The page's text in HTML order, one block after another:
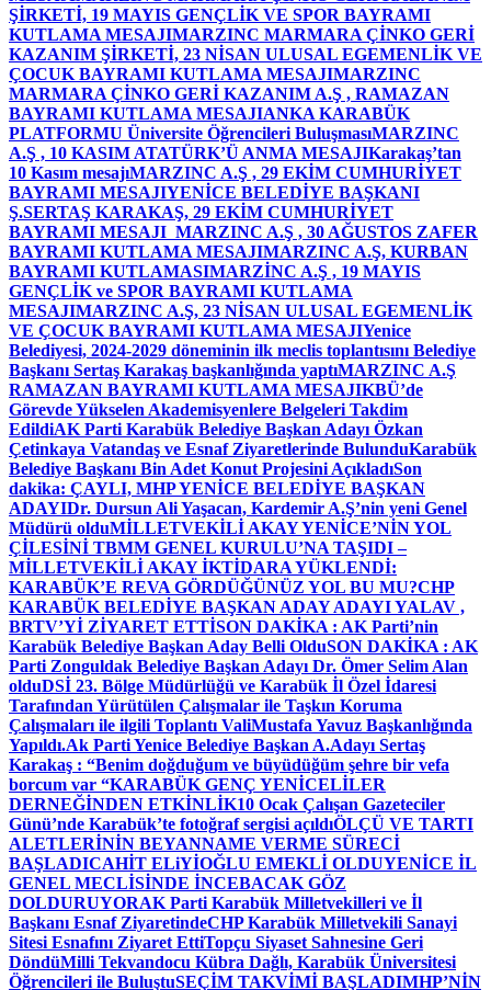
ŞİRKETİ, 19 MAYIS GENÇLİK VE SPOR BAYRAMI
KUTLAMA MESAJIMARZINC MARMARA ÇİNKO GERİ
KAZANIM ŞİRKETİ, 23 NİSAN ULUSAL EGEMENLİK VE
ÇOCUK BAYRAMI KUTLAMA MESAJIMARZINC
MARMARA ÇİNKO GERİ KAZANIM A.Ş , RAMAZAN
BAYRAMI KUTLAMA MESAJIANKA KARABÜK
PLATFORMU Üniversite Öğrencileri BuluşmasıMARZINC
A.Ş , 10 KASIM ATATÜRK’Ü ANMA MESAJIKarakaş’tan
10 Kasım mesajıMARZINC A.Ş , 29 EKİM CUMHURİYET
BAYRAMI MESAJIYENİCE BELEDİYE BAŞKANI
Ş.SERTAŞ KARAKAŞ, 29 EKİM CUMHURİYET
BAYRAMI MESAJI MARZINC A.Ş , 30 AĞUSTOS ZAFER
BAYRAMI KUTLAMA MESAJIMARZINC A.Ş, KURBAN
BAYRAMI KUTLAMASIMARZİNC A.Ş , 19 MAYIS
GENÇLİK ve SPOR BAYRAMI KUTLAMA
MESAJIMARZINC A.Ş, 23 NİSAN ULUSAL EGEMENLİK
VE ÇOCUK BAYRAMI KUTLAMA MESAJIYenice
Belediyesi, 2024-2029 döneminin ilk meclis toplantısını Belediye
Başkanı Sertaş Karakaş başkanlığında yaptıMARZINC A.Ş
RAMAZAN BAYRAMI KUTLAMA MESAJIKBÜ’de
Görevde Yükselen Akademisyenlere Belgeleri Takdim
EdildiAK Parti Karabük Belediye Başkan Adayı Özkan
Çetinkaya Vatandaş ve Esnaf Ziyaretlerinde BulunduKarabük
Belediye Başkanı Bin Adet Konut Projesini AçıkladıSon
dakika: ÇAYLI, MHP YENİCE BELEDİYE BAŞKAN
ADAYIDr. Dursun Ali Yaşacan, Kardemir A.Ş’nin yeni Genel
Müdürü olduMİLLETVEKİLİ AKAY YENİCE’NİN YOL
ÇİLESİNİ TBMM GENEL KURULU’NA TAŞIDI –
MİLLETVEKİLİ AKAY İKTİDARA YÜKLENDİ:
KARABÜK’E REVA GÖRDÜĞÜNÜZ YOL BU MU?CHP
KARABÜK BELEDİYE BAŞKAN ADAY ADAYI YALAV ,
BRTV’Yİ ZİYARET ETTİSON DAKİKA : AK Parti’nin
Karabük Belediye Başkan Aday Belli OlduSON DAKİKA : AK
Parti Zonguldak Belediye Başkan Adayı Dr. Ömer Selim Alan
olduDSİ 23. Bölge Müdürlüğü ve Karabük İl Özel İdaresi
Tarafından Yürütülen Çalışmalar ile Taşkın Koruma
Çalışmaları ile ilgili Toplantı ValiMustafa Yavuz Başkanlığında
Yapıldı.Ak Parti Yenice Belediye Başkan A.Adayı Sertaş
Karakaş : “Benim doğduğum ve büyüdüğüm şehre bir vefa
borcum var “KARABÜK GENÇ YENİCELİLER
DERNEĞİNDEN ETKİNLİK10 Ocak Çalışan Gazeteciler
Günü’nde Karabük’te fotoğraf sergisi açıldıÖLÇÜ VE TARTI
ALETLERİNİN BEYANNAME VERME SÜRECİ
BAŞLADICAHİT ELiYİOĞLU EMEKLİ OLDUYENİCE İL
GENEL MECLİSİNDE İNCEBACAK GÖZ
DOLDURUYORAK Parti Karabük Milletvekilleri ve İl
Başkanı Esnaf ZiyaretindeCHP Karabük Milletvekili Sanayi
Sitesi Esnafını Ziyaret EttiTopçu Siyaset Sahnesine Geri
DöndüMilli Tekvandocu Kübra Dağlı, Karabük Üniversitesi
Öğrencileri ile BuluştuSEÇİM TAKVİMİ BAŞLADIMHP’NİN